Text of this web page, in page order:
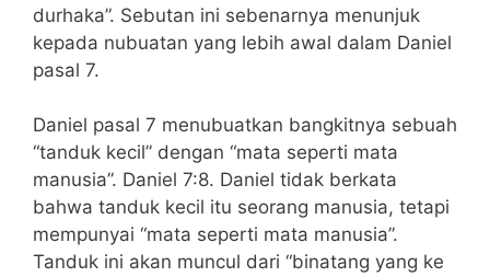
durhaka”. Sebutan ini sebenarnya menunjuk
kepada nubuatan yang lebih awal dalam Daniel
pasal 7.
Daniel pasal 7 menubuatkan bangkitnya sebuah
“tanduk kecil” dengan “mata seperti mata
manusia”. Daniel 7:8. Daniel tidak berkata
bahwa tanduk kecil itu seorang manusia, tetapi
mempunyai “mata seperti mata manusia”.
Tanduk ini akan muncul dari “binatang yang ke